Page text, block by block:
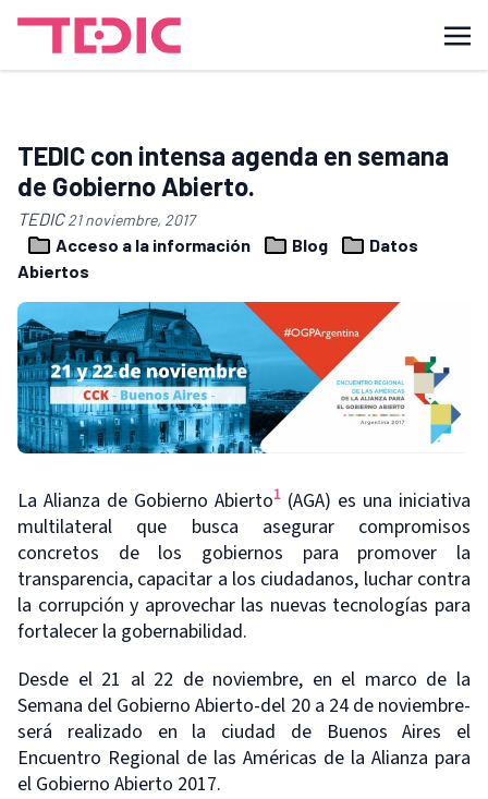
TEDIC con intensa agenda en semana
de Gobierno Abierto.
TEDIC21 noviembre, 2017
Acceso a la información Blog
Datos
Abiertos
La Alianza de Gobierno Abierto1 (AGA) es una iniciativa
multilateral que busca asegurar compromisos
concretos de los gobiernos para promover la
transparencia, capacitar a los ciudadanos, luchar contra
la corrupción y aprovechar las nuevas tecnologías para
fortalecer la gobernabilidad.
Desde el 21 al 22 de noviembre, en el marco de la
Semana del Gobierno Abierto-del 20 a 24 de noviembre-
será realizado en la ciudad de Buenos Aires el
Encuentro Regional de las Américas de la Alianza para
el Gobierno Abierto 2017.